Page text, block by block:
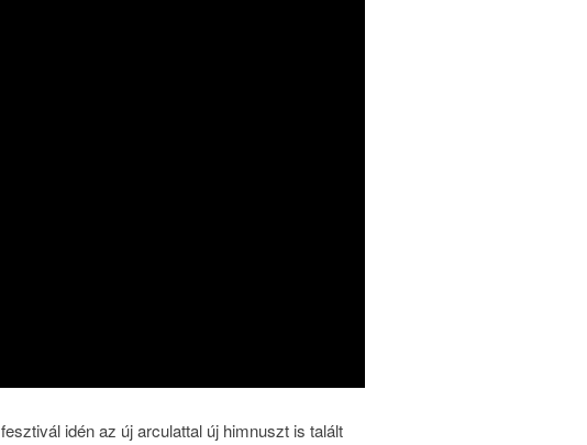
fesztivál idén az új arculattal új himnuszt is talált